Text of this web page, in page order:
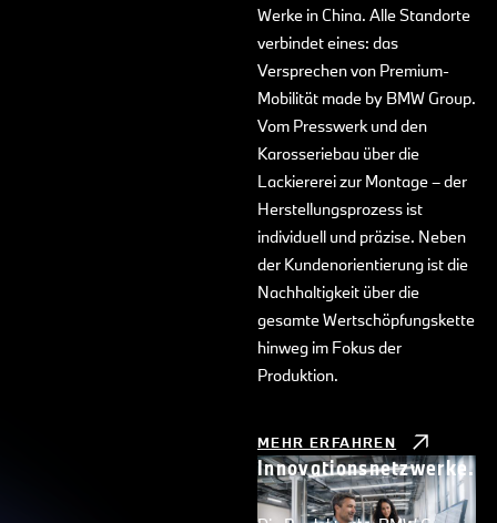
Werke in China. Alle Standorte
verbindet eines: das
Versprechen von Premium-
Mobilität made by BMW Group.
Vom Presswerk und den
Karosseriebau über die
Lackiererei zur Montage – der
Herstellungsprozess ist
individuell und präzise. Neben
der Kundenorientierung ist die
Nachhaltigkeit über die
gesamte Wertschöpfungskette
hinweg im Fokus der
Produktion.
MEHR ERFAHREN
Innovationsnetzwerke.